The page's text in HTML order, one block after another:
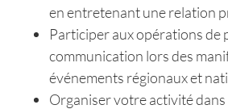
en entretenant une relation
Participer aux opérations de
communication lors des
événements régionaux et
Organiser votre activité dans